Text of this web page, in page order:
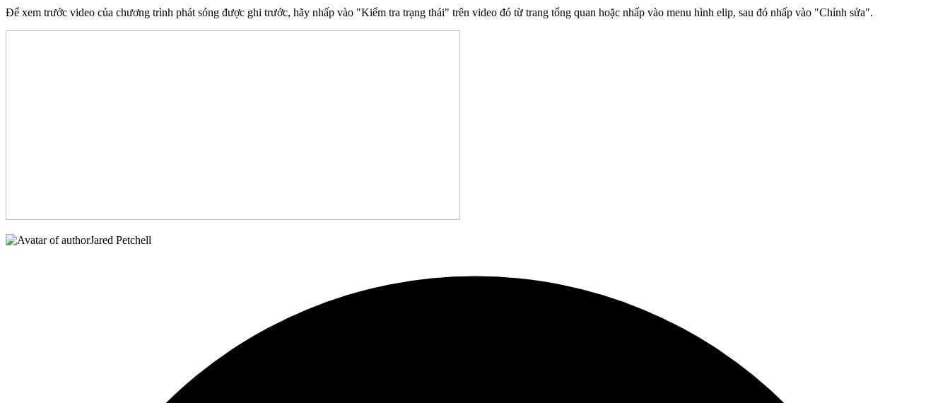
Để xem trước video của chương trình phát sóng được ghi trước, hãy nhấp vào "Kiểm tra trạng thái" trên video đó từ trang tổng quan hoặc nhấp vào menu hình elip, sau đó nhấp vào "Chỉnh sửa".
Jared Petchell